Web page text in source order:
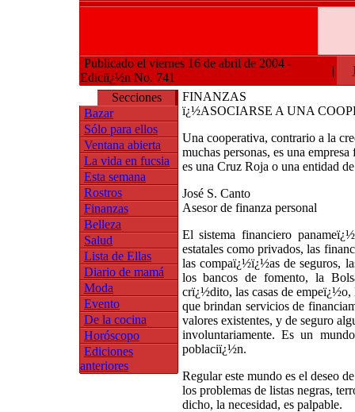
Publicado el viernes 16 de abril de 2004 -
Ediciï¿½n No. 741
|
Secciones
Bazar
Sólo para ellos
Ventana abierta
La vida en fucsia
Esta semana
Rostros
Finanzas
Belleza
Salud
Lista de Ellas
Diario de mamá
Moda
Evento
De la cocina
Horóscopo
Ediciones
anteriores
FINANZAS
ï¿½ASOCIARSE A UNA
Una cooperativa, contrario a la
muchas personas, es una
es una Cruz Roja o una entidad
José S. Canto
Asesor de finanza personal
El sistema financiero
estatales como privados, las
las compaï¿½ï¿½as de seguros,
los bancos de fomento, la
crï¿½dito, las casas de empeï¿½o,
que brindan servicios de
valores existentes, y de seguro
involuntariamente. Es un
poblaciï¿½n.
Regular este mundo es el deseo
los problemas de listas negras,
dicho, la necesidad, es palpable.